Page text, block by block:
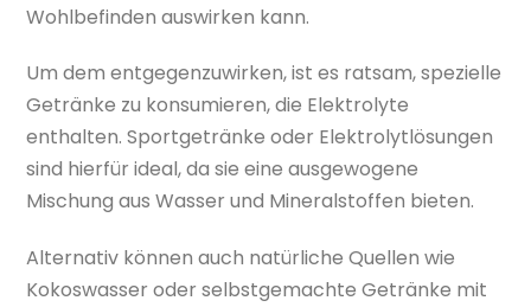
Wohlbefinden auswirken kann.
Um dem entgegenzuwirken, ist es ratsam, spezielle
Getränke zu konsumieren, die Elektrolyte
enthalten. Sportgetränke oder Elektrolytlösungen
sind hierfür ideal, da sie eine ausgewogene
Mischung aus Wasser und Mineralstoffen bieten.
Alternativ können auch natürliche Quellen wie
Kokoswasser oder selbstgemachte Getränke mit